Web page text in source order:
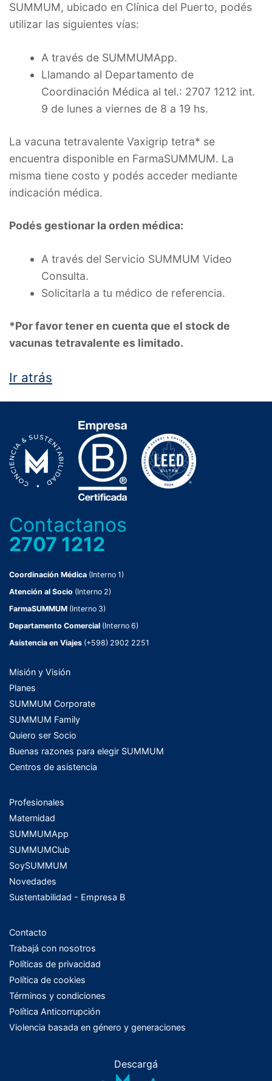
SUMMUM, ubicado en Clínica del Puerto, podés
utilizar las siguientes vías:
A través de SUMMUMApp.
Llamando al Departamento de
Coordinación Médica al tel.: 2707 1212 int.
9 de lunes a viernes de 8 a 19 hs.
La vacuna tetravalente Vaxigrip tetra* se
encuentra disponible en FarmaSUMMUM. La
misma tiene costo y podés acceder mediante
indicación médica.
Podés gestionar la orden médica:
A través del Servicio SUMMUM Video
Consulta.
Solicitarla a tu médico de referencia.
*Por favor tener en cuenta que el stock de
vacunas tetravalente es limitado.
Ir atrás
Contactanos
2707 1212
Coordinación Médica (Interno 1)
Atención al Socio (Interno 2)
FarmaSUMMUM (Interno 3)
Departamento Comercial (Interno 6)
Asistencia en Viajes (+598) 2902 2251
Misión y Visión
Planes
SUMMUM Corporate
SUMMUM Family
Quiero ser Socio
Buenas razones para elegir SUMMUM
Centros de asistencia
Profesionales
Maternidad
SUMMUMApp
SUMMUMClub
SoySUMMUM
Novedades
Sustentabilidad - Empresa B
Contacto
Trabajá con nosotros
Políticas de privacidad
Política de cookies
Términos y condiciones
Política Anticorrupción
Violencia basada en género y generaciones
Descargá